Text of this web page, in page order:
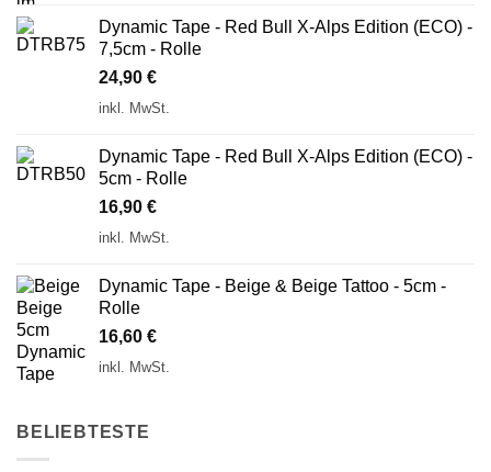
Dynamic Tape - Red Bull X-Alps Edition (ECO) -
7,5cm - Rolle
24,90 €
inkl. MwSt.
Dynamic Tape - Red Bull X-Alps Edition (ECO) -
5cm - Rolle
16,90 €
inkl. MwSt.
Dynamic Tape - Beige & Beige Tattoo - 5cm -
Rolle
16,60 €
inkl. MwSt.
BELIEBTESTE